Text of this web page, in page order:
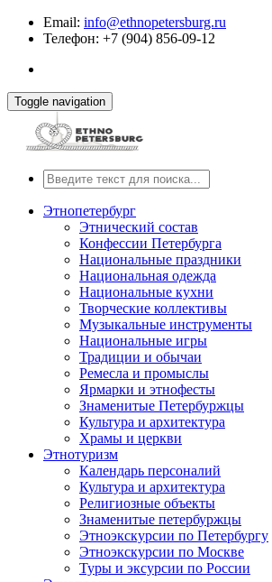
Email: info@ethnopetersburg.ru
Телефон: +7 (904) 856-09-12
Toggle navigation
Этнопетербург
Этнический состав
Конфессии Петербурга
Национальные праздники
Национальная одежда
Национальные кухни
Творческие коллективы
Музыкальные инструменты
Национальные игры
Традиции и обычаи
Ремесла и промыслы
Ярмарки и этнофесты
Знаменитые Петербуржцы
Культура и архитектура
Храмы и церкви
Этнотуризм
Календарь персоналий
Культура и архитектура
Религиозные объекты
Знаменитые петербуржцы
Этноэкскурсии по Петербургу
Этноэкскурсии по Москве
Туры и эксурсии по России